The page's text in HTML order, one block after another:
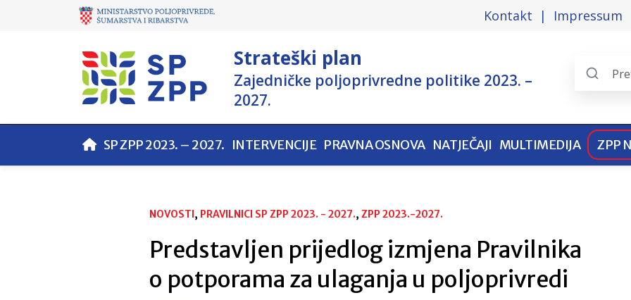
Kontakt Impressum
Strateški plan
Zajedničke poljoprivredne politike 2023. –
2027.
Search
pages
SP ZPP 2023. – 2027. INTERVENCIJE PRAVNA OSNOVA NATJEČAJI MULTIMEDIJA ZPP
NOVOSTI, PRAVILNICI SP ZPP 2023. - 2027., ZPP 2023.-2027.
Predstavljen prijedlog izmjena Pravilnika
o potporama za ulaganja u poljoprivredi